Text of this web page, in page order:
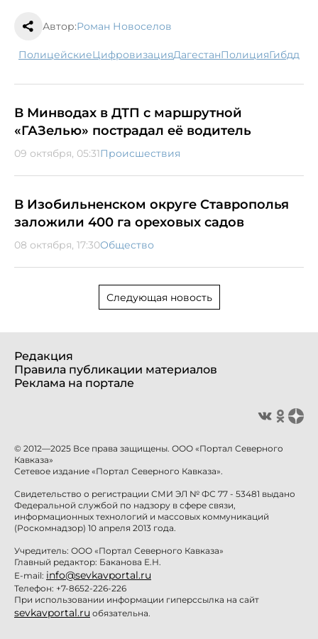
Автор:Роман Новоселов
полицейские цифровизация Дагестан полиция гибдд
В Минводах в ДТП с маршрутной
«ГАЗелью» пострадал её водитель
09 октября, 05:31Происшествия
В Изобильненском округе Ставрополья
заложили 400 га ореховых садов
08 октября, 17:30Общество
Следующая новость
Редакция
Правила публикации материалов
Реклама на портале
© 2012—2025 Все права защищены. ООО «Портал Северного
Кавказа»
Сетевое издание «Портал Северного Кавказа».
Свидетельство о регистрации СМИ ЭЛ № ФС 77 - 53481 выдано
Федеральной службой по надзору в сфере связи,
информационных технологий и массовых коммуникаций
(Роскомнадзор) 10 апреля 2013 года.
Учредитель: ООО «Портал Северного Кавказа»
Главный редактор: Баканова Е.Н.
E-mail: info@sevkavportal.ru
Телефон: +7-8652-226-226
При использовании информации гиперссылка на сайт
sevkavportal.ru обязательна.